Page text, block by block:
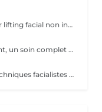
Le Sculptural Face Lifting® est le premier lifting facial non invasif qui redonne au visage une apparence jeune et naturelle. Découvrez cette méthode de rajeunissement innovante qui combine des techniques manuelles sculptantes, drainantes et le massage intrabuccal pour repositionner les volumes et lifter naturellement la peau. Pour qui ? Pour toutes les femmes à la recherche de thérapies naturelles et non invasives pour corriger le relâchement du cou et de l'ovale du visage, l'apparence du sillon nasogénien, la perte de volume au niveau des lèvres, des joues et des pommettes et l'affaissement de la paupière supérieure. Bénéfices : Effet liftant immédiat ! Les contours du visage sont plus nets, les lèvres plus pulpeuses, les rides péribuccales sont atténuées. Le sillon nasogénien est repulpé. Les joues et les pommettes retrouvent leur galbe. Le regard est plus ouvert. Déroulement du soin : - Diagnostic - Nettoyage de la peau - Massage profond des muscles du visage, du cou et du décolleté - Massage intrabuccal - Recommandation personnalisée En complément de votre soin, nous vous conseillons une séance de thérapie LED anti-âge de 20 minutes (+25€) Durée et tarifs : Soin (45 minutes) : 120€ Soin (60 minutes) : 160€ Prévoyez dans votre agenda 15 minutes additionnelles pour l'installation et le départ de la cabine. Lieu : F'Care Studio, 22 rue de Bruxelles, 8223 Mamer (Luxembourg). Accès facile en bus, en train et en voiture. Une place de parking est à votre disposition, juste à côté du bâtiment.
Découvrez le soin Face Sculpting drainant, un soin complet spécialement conçu pour rétablir l'équilibre de la peau, chasser les gonflements et sculpter le visage. Pour qui ? Pour affiner et sculpter le visage, renforcer la barrière cutanée de toutes les peaux et tout particulièrement des peaux sensibles, sujettes au manque d'éclat, aux imperfections, aux rougeurs, à la rosacée. Bénéfices : Le grain de peau est lisse. Immédiatement après le soin, la peau est saine et radieuse. Elle retrouve sa vitalité. Elle respire. Déroulement du soin: Nettoyage profond de la peau Massage drainant et modelage du visage pour relancer la microcirculation, le renouvellement cellulaire, défatiguer le regard, redessiner les contour des visage. Durée : Soin modelage (60 minutes) : 160€ Lieu : F'Care Studio, 22 rue de Bruxelles, 8223 Mamer, Luxembourg (place de parking privée) Ajoutez 15 minutes à la durée du soin pour l'installation et le départ de la cabine.
Soin sur mesure qui réunit différentes techniques facialistes pour cibler en profondeur vos besoins et attentes, zone par zone. La promesse d'une pause bien-être rien que pour vous, d'un soin massage facialiste sur mesure avec des résultats visibles immédiatement. Pour qui ? Vous aimez les soins du visage naturels et non invasifs reposant sur les bienfaits du massage manuel pour transformer durablement la qualité de votre peau et la structure de votre visage. Bénéfices : Effets visibles sur les signes de vieillissement, de fatigue, les gonflements, les imperfections et le manque d'éclat. Chaque soin est réalisé sur mesure en fonction de vos besoins et attentes - Diagnostic de peau et morpho facial - Nettoyage de la peau - Massage en profondeur du visage, cou, décolleté et crâne - Recommandation personnalisé Soin de 60 minutes : 140 € Soin de 75 minutes : 160€ Soin de 90 minutes : 180€ Ajoutez une séance de thérapie LED anti imperfections de 20 minutes (+25€). Lieu : F'Care Studio, 22 rue de Bruxelles à Mamer (Luxembourg). Place de parking privative à droite du studio.